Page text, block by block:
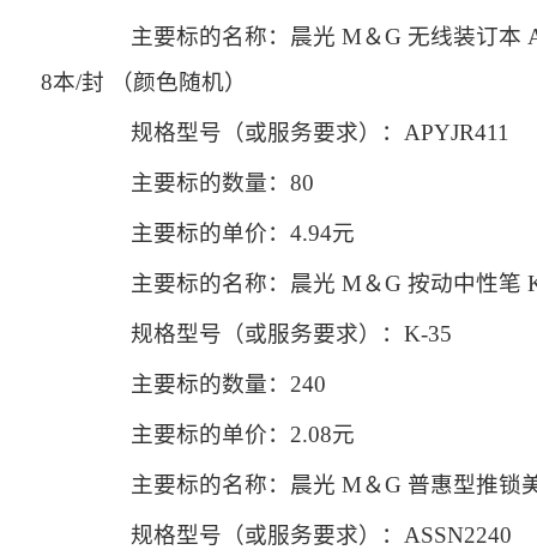
主要标的名称：晨光 M＆G 无线装订本
8本/封 （颜色随机）
规格型号（或服务要求）：APYJR411
主要标的数量：80
主要标的单价：4.94元
主要标的名称：晨光 M＆G 按动中性笔
规格型号（或服务要求）：K-35
主要标的数量：240
主要标的单价：2.08元
主要标的名称：晨光 M＆G 普惠型推锁
规格型号（或服务要求）：ASSN2240